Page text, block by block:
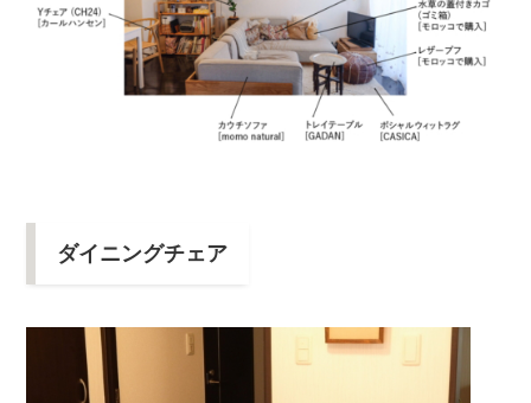
ダイニングチェア